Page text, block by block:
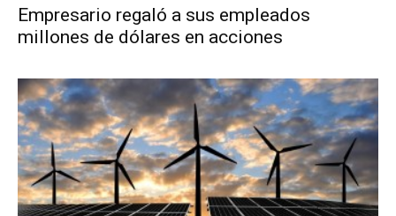
Empresario regaló a sus empleados
millones de dólares en acciones